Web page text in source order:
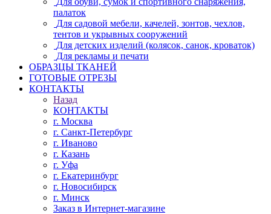
палаток
Для садовой мебели, качелей, зонтов, чехлов,
тентов и укрывных сооружений
Для детских изделий (колясок, санок, кроваток)
Для рекламы и печати
ОБРАЗЦЫ ТКАНЕЙ
ГОТОВЫЕ ОТРЕЗЫ
КОНТАКТЫ
Назад
КОНТАКТЫ
г. Москва
г. Санкт-Петербург
г. Иваново
г. Казань
г. Уфа
г. Екатеринбург
г. Новосибирск
г. Минск
Заказ в Интернет-магазине